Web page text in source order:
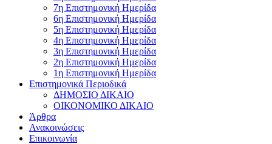
7η Επιστημονική Ημερίδα
6η Επιστημονική Ημερίδα
5η Επιστημονική Ημερίδα
4η Επιστημονική Ημερίδα
3η Επιστημονική Ημερίδα
2η Επιστημονική Ημερίδα
1η Επιστημονική Ημερίδα
Επιστημονικά Περιοδικά
ΔΗΜΟΣΙΟ ΔΙΚΑΙΟ
ΟΙΚΟΝΟΜΙΚΟ ΔΙΚΑΙΟ
Άρθρα
Ανακοινώσεις
Επικοινωνία